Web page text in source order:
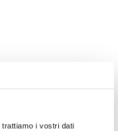
trattiamo i vostri dati